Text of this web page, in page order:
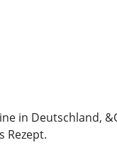
in Deutschland,
Rezept.